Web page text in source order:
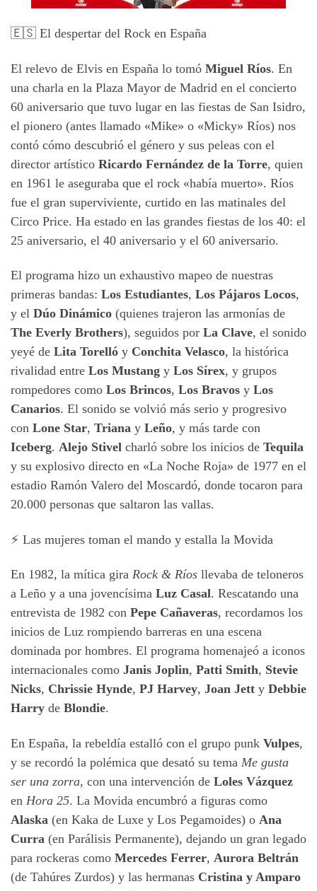
🇪🇸 El despertar del Rock en España
El relevo de Elvis en España lo tomó Miguel Ríos. En
una charla en la Plaza Mayor de Madrid en el concierto
60 aniversario que tuvo lugar en las fiestas de San Isidro,
el pionero (antes llamado «Mike» o «Micky» Ríos) nos
contó cómo descubrió el género y sus peleas con el
director artístico Ricardo Fernández de la Torre, quien
en 1961 le aseguraba que el rock «había muerto». Ríos
fue el gran superviviente, curtido en las matinales del
Circo Price. Ha estado en las grandes fiestas de los 40: el
25 aniversario, el 40 aniversario y el 60 aniversario.
El programa hizo un exhaustivo mapeo de nuestras
primeras bandas: Los Estudiantes, Los Pájaros Locos,
y el Dúo Dinámico (quienes trajeron las armonías de
The Everly Brothers), seguidos por La Clave, el sonido
yeyé de Lita Torelló y Conchita Velasco, la histórica
rivalidad entre Los Mustang y Los Sírex, y grupos
rompedores como Los Brincos, Los Bravos y Los
Canarios. El sonido se volvió más serio y progresivo
con Lone Star, Triana y Leño, y más tarde con
Iceberg. Alejo Stivel charló sobre los inicios de Tequila
y su explosivo directo en «La Noche Roja» de 1977 en el
estadio Ramón Valero del Moscardó, donde tocaron para
20.000 personas que saltaron las vallas.
⚡ Las mujeres toman el mando y estalla la Movida
En 1982, la mítica gira Rock & Ríos llevaba de teloneros
a Leño y a una jovencísima Luz Casal. Rescatando una
entrevista de 1982 con Pepe Cañaveras, recordamos los
inicios de Luz rompiendo barreras en una escena
dominada por hombres. El programa homenajeó a iconos
internacionales como Janis Joplin, Patti Smith, Stevie
Nicks, Chrissie Hynde, PJ Harvey, Joan Jett y Debbie
Harry de Blondie.
En España, la rebeldía estalló con el grupo punk Vulpes,
y se recordó la polémica que desató su tema Me gusta
ser una zorra, con una intervención de Loles Vázquez
en Hora 25. La Movida encumbró a figuras como
Alaska (en Kaka de Luxe y Los Pegamoides) o Ana
Curra (en Parálisis Permanente), dejando un gran legado
para rockeras como Mercedes Ferrer, Aurora Beltrán
(de Tahúres Zurdos) y las hermanas Cristina y Amparo